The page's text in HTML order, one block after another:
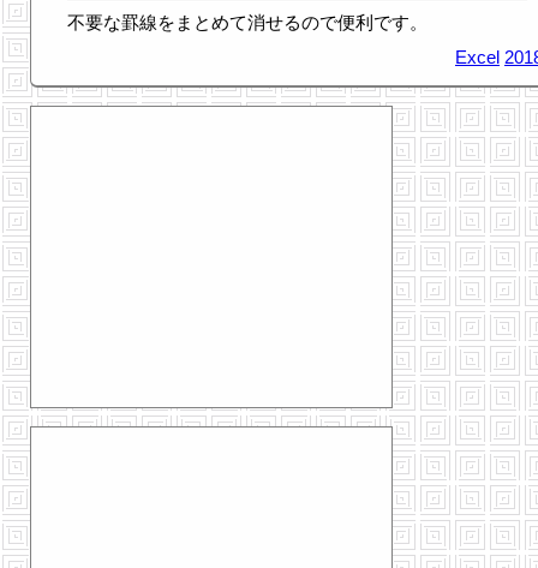
不要な罫線をまとめて消せるので便利です。
Excel